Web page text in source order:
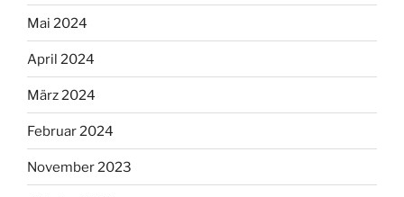
Mai 2024
April 2024
März 2024
Februar 2024
November 2023